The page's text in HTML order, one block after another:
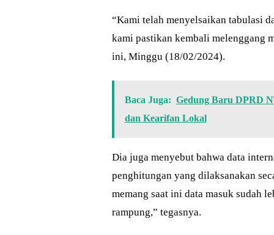
“Kami telah menyelsaikan tabulasi
kami pastikan kembali melenggang
ini, Minggu (18/02/2024).
Baca Juga: Gedung Baru DPRD
dan Kearifan Lokal
Dia juga menyebut bahwa data
penghitungan yang dilaksanakan
memang saat ini data masuk sudah
rampung,” tegasnya.